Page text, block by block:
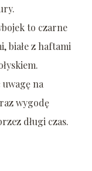
to czarne
białe z haftami
na
wygodę
długi czas.